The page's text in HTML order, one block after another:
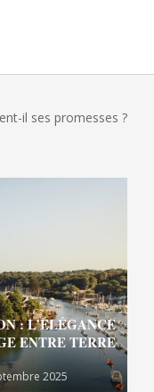
promesses ?
: L’ÉLÉGANCE
ENTRE TERRE
2025